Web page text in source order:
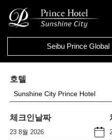
Seibu Prince Global
호텔
Sunshine City Prince Hotel
체크인날짜